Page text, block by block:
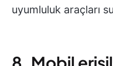
uyumluluk araçları